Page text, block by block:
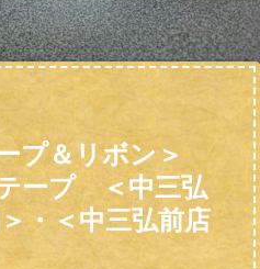
プ＆リボン＞
ープ ＜中三弘
・＜中三弘前店